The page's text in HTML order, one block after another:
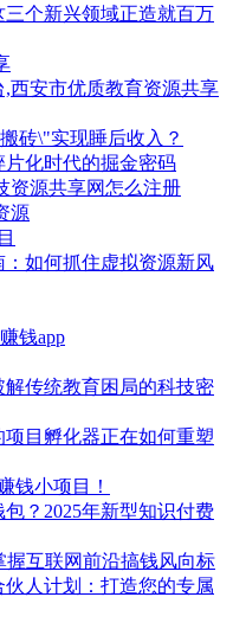
三个新兴领域正造就百万
西安市优质教育资源共享
砖\"实现睡后收入？
片化时代的掘金密码
资源共享网怎么注册
源
：如何抓住虚拟资源新风
钱app
解传统教育困局的科技密
目孵化器正在如何重塑
钱小项目！
？2025年新型知识付费
互联网前沿搞钱风向标
人计划：打造您的专属